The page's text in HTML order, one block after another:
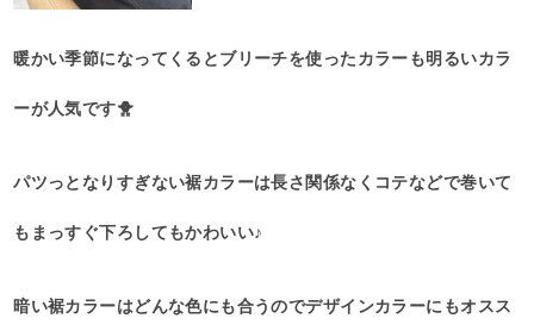
暖かい季節になってくるとブリーチを使ったカラーも明るいカラ
ーが人気です🐥
パツっとなりすぎない裾カラーは長さ関係なくコテなどで巻いて
もまっすぐ下ろしてもかわいい♪
暗い裾カラーはどんな色にも合うのでデザインカラーにもオスス